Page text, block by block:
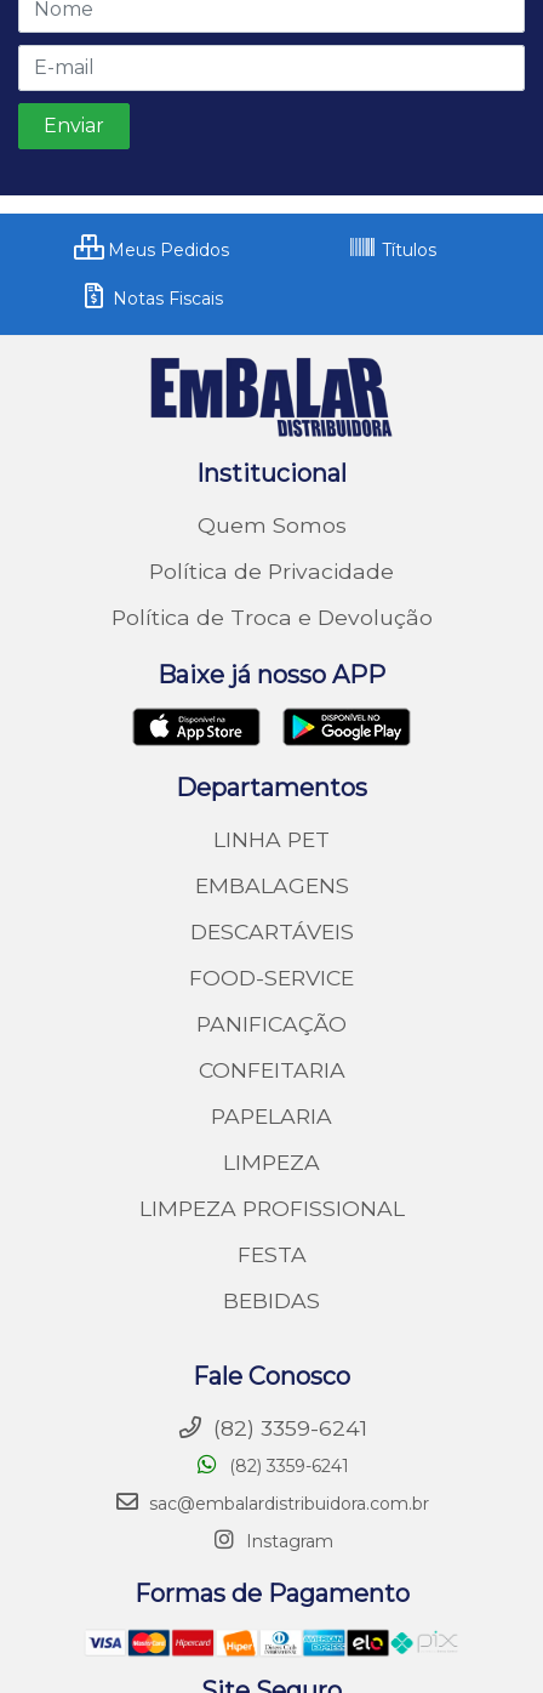
Meus Pedidos Títulos
Notas Fiscais
Institucional
Quem Somos
Política de Privacidade
Política de Troca e Devolução
Baixe já nosso APP
Departamentos
LINHA PET
EMBALAGENS
DESCARTÁVEIS
FOOD-SERVICE
PANIFICAÇÃO
CONFEITARIA
PAPELARIA
LIMPEZA
LIMPEZA PROFISSIONAL
FESTA
BEBIDAS
Fale Conosco
(82) 3359-6241
(82) 3359-6241
sac@embalardistribuidora.com.br
Instagram
Formas de Pagamento